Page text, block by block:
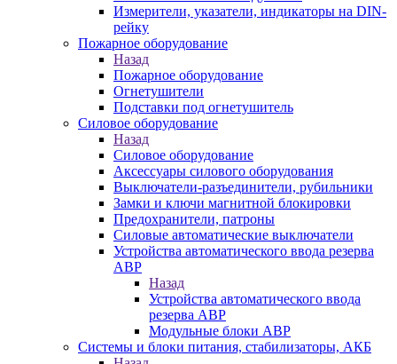
Измерители, указатели, индикаторы на DIN-
рейку
Пожарное оборудование
Назад
Пожарное оборудование
Огнетушители
Подставки под огнетушитель
Силовое оборудование
Назад
Силовое оборудование
Аксессуары силового оборудования
Выключатели-разъединители, рубильники
Замки и ключи магнитной блокировки
Предохранители, патроны
Силовые автоматические выключатели
Устройства автоматического ввода резерва
АВР
Назад
Устройства автоматического ввода
резерва АВР
Модульные блоки АВР
Системы и блоки питания, стабилизаторы, АКБ